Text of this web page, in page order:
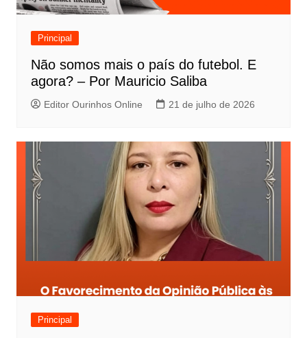
Principal
Não somos mais o país do futebol. E
agora? – Por Mauricio Saliba
Editor Ourinhos Online 21 de julho de 2026
Principal